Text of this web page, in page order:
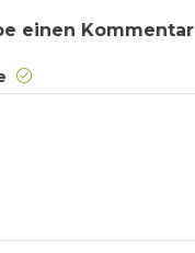
einen Kommentar